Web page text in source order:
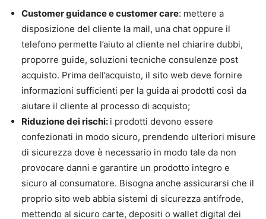
Customer guidance e customer care: mettere a
disposizione del cliente la mail, una chat oppure il
telefono permette l’aiuto al cliente nel chiarire dubbi,
proporre guide, soluzioni tecniche consulenze post
acquisto. Prima dell’acquisto, il sito web deve fornire
informazioni sufficienti per la guida ai prodotti così da
aiutare il cliente al processo di acquisto;
Riduzione dei rischi: i prodotti devono essere
confezionati in modo sicuro, prendendo ulteriori misure
di sicurezza dove è necessario in modo tale da non
provocare danni e garantire un prodotto integro e
sicuro al consumatore. Bisogna anche assicurarsi che il
proprio sito web abbia sistemi di sicurezza antifrode,
mettendo al sicuro carte, depositi o wallet digital dei